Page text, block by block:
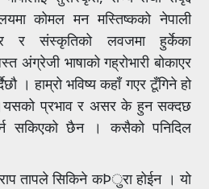
कोमल मन मस्तिष्कको नेपाली
र संस्कृतिको लवजमा हुर्केका
अंग्रेजी भाषाको गह्रोभारी बोकाएर
। हाम्रो भविष्य कहाँ गएर टूँगिने हो
प्रभाव र असर के हुन सक्दछ
सकिएको छैन । कसैको पनिदिल
राप तापले सिकिने कÞुरा होईन । यो